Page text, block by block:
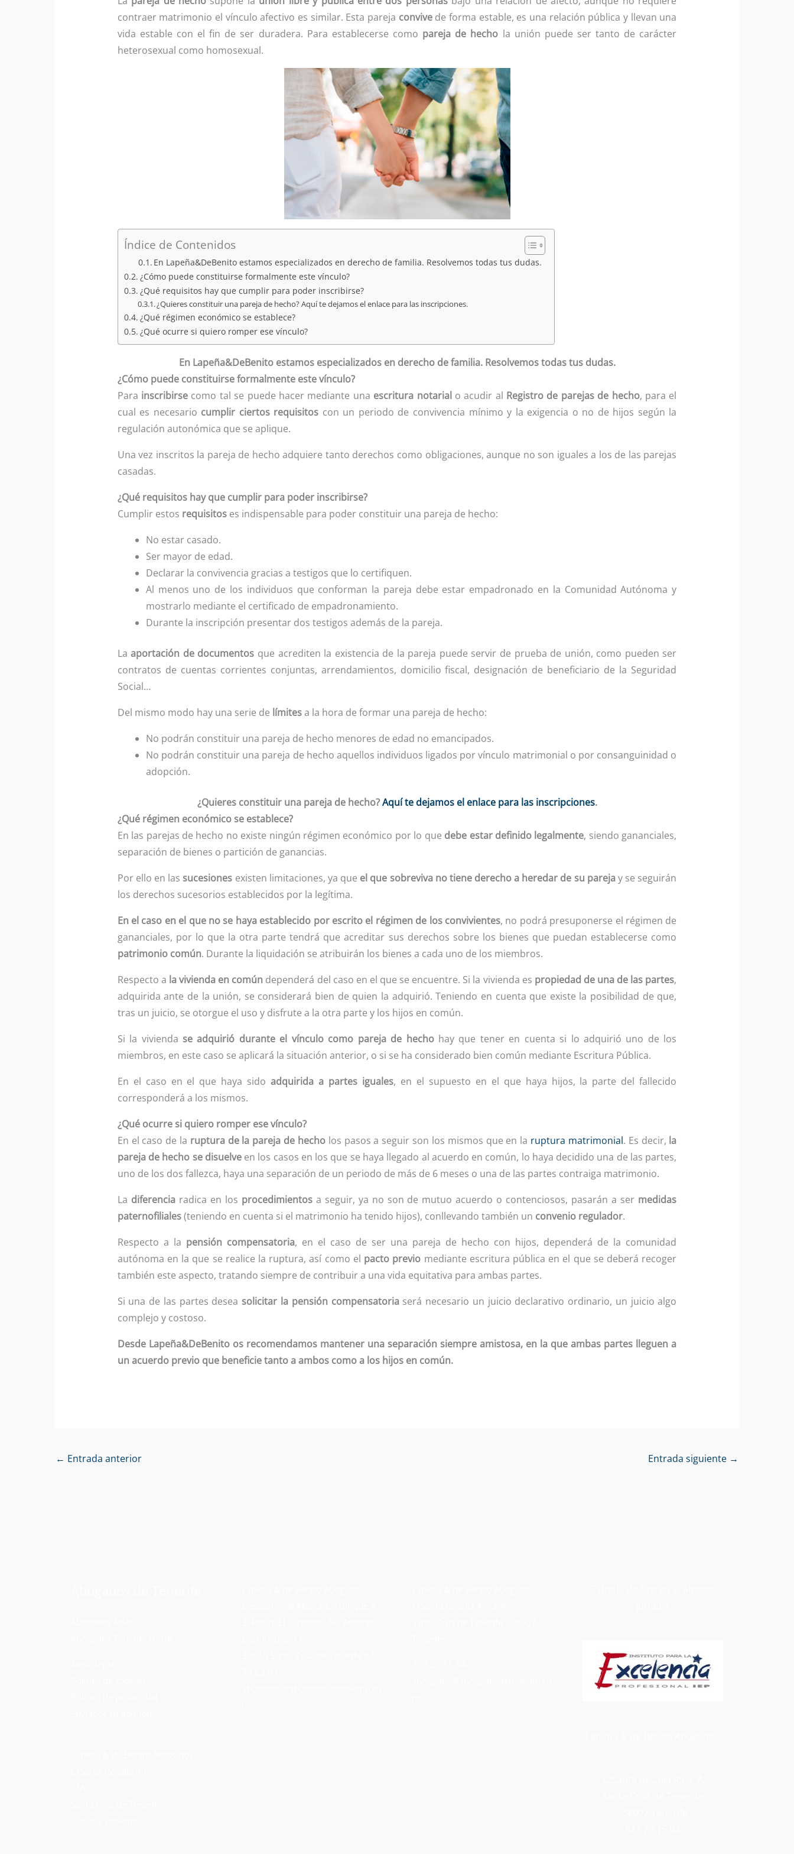
contraer matrimonio el vínculo afectivo es similar. Esta pareja convivede forma estable, es una relación pública y llevan una
vida estable con el fin de ser duradera. Para establecerse como pareja de hecho la unión puede ser tanto de carácter
heterosexual como homosexual.
Índice de Contenidos
En Lapeña&DeBenito estamos especializados en derecho de familia. Resolvemos todas tus dudas.
¿Cómo puede constituirse formalmente este vínculo?
¿Qué requisitos hay que cumplir para poder inscribirse?
¿Quieres constituir una pareja de hecho? Aquí te dejamos el enlace para las inscripciones.
¿Qué régimen económico se establece?
¿Qué ocurre si quiero romper ese vínculo?
En Lapeña&DeBenito estamos especializados en derecho de familia. Resolvemos todas tus dudas.
¿Cómo puede constituirse formalmente este vínculo?
Para inscribirse como tal se puede hacer mediante una escritura notarial o acudir al Registro de parejas de hecho, para el
cual es necesario cumplir ciertos requisitos con un periodo de convivencia mínimo y la exigencia o no de hijos según la
regulación autonómica que se aplique.
Una vez inscritos la pareja de hecho adquiere tanto derechos como obligaciones, aunque no son iguales a los de las parejas
casadas.
¿Qué requisitos hay que cumplir para poder inscribirse?
Cumplir estos requisitoses indispensable para poder constituir una pareja de hecho:
No estar casado.
Ser mayor de edad.
Declarar la convivencia gracias a testigos que lo certifiquen.
Al menos uno de los individuos que conforman la pareja debe estar empadronado en la Comunidad Autónoma y
mostrarlo mediante el certificado de empadronamiento.
Durante la inscripción presentar dos testigos además de la pareja.
Laaportación de documentos que acrediten la existencia de la pareja puede servir de prueba de unión, como pueden ser
contratos de cuentas corrientes conjuntas, arrendamientos, domicilio fiscal, designación de beneficiario de la Seguridad
Social…
Del mismo modo hay una serie de límitesa la hora de formar una pareja de hecho:
No podrán constituir una pareja de hecho menores de edad no emancipados.
No podrán constituir una pareja de hecho aquellos individuos ligados por vínculo matrimonial o por consanguinidad o
adopción.
¿Quieres constituir una pareja de hecho?Aquí te dejamos el enlace para las inscripciones.
¿Qué régimen económico se establece?
En las parejas de hecho no existe ningún régimen económico por lo que debe estar definido legalmente, siendo gananciales,
separación de bienes o partición de ganancias.
Por ello en lassucesiones existen limitaciones, ya que el que sobreviva no tiene derecho a heredar de su parejay se seguirán
los derechos sucesorios establecidos por la legítima.
En el caso en el que no se haya establecido por escrito el régimen de los convivientes, no podrá presuponerse el régimen de
gananciales, por lo que la otra parte tendrá que acreditar sus derechos sobre los bienes que puedan establecerse como
patrimonio común. Durante la liquidación se atribuirán los bienes a cada uno de los miembros.
Respecto a la vivienda en común dependerá del caso en el que se encuentre. Si la vivienda es propiedad de una de las partes,
adquirida ante de la unión, se considerará bien de quien la adquirió. Teniendo en cuenta que existe la posibilidad de que,
tras un juicio, se otorgue el uso y disfrute a la otra parte y los hijos en común.
Si la viviendase adquirió durante el vínculo como pareja de hechohay que tener en cuenta si lo adquirió uno de los
miembros, en este caso se aplicará la situación anterior, o si se ha considerado bien común mediante Escritura Pública.
En el caso en el que haya sidoadquirida a partes iguales, en el supuesto en el que haya hijos, la parte del fallecido
corresponderá a los mismos.
¿Qué ocurre si quiero romper ese vínculo?
En el caso de la ruptura de la pareja de hecholos pasos a seguir son los mismos que en la ruptura matrimonial. Es decir, la
pareja de hecho se disuelveen los casos en los que se haya llegado al acuerdo en común, lo haya decidido una de las partes,
uno de los dos fallezca, haya una separación de un periodo de más de 6 meses o una de las partes contraiga matrimonio.
La diferenciaradica en los procedimientosa seguir, ya no son de mutuo acuerdo o contenciosos, pasarán a ser medidas
paternofiliales(teniendo en cuenta si el matrimonio ha tenido hijos), conllevando también un convenio regulador.
Respecto a la pensión compensatoria, en el caso de ser una pareja de hecho con hijos, dependerá de la comunidad
autónoma en la que se realice la ruptura, así como el pacto previo mediante escritura pública en el que se deberá recoger
también este aspecto, tratando siempre de contribuir a una vida equitativa para ambas partes.
Si una de las partes deseasolicitar la pensión compensatoriaserá necesario un juicio declarativo ordinario, un juicio algo
complejo y costoso.
Desde Lapeña&DeBenito os recomendamos mantener una separación siempre amistosa, en la que ambas partes lleguen a
un acuerdo previo que beneficie tanto a ambos como a los hijos en común.
← Entrada anterior Entrada siguiente →